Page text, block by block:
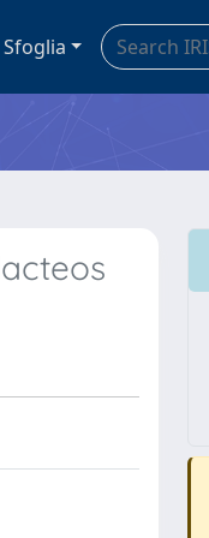
Sfoglia